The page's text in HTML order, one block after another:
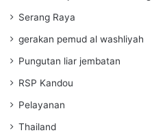
Serang Raya
gerakan pemud al washliyah
Pungutan liar jembatan
RSP Kandou
Pelayanan
Thailand